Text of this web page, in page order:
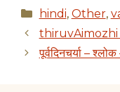
Categories
hindi, Other,
thiruvAimozhi
पूर्वदिनचर्या –